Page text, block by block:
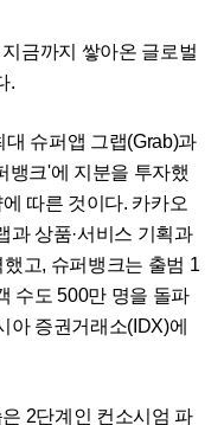
금까지 쌓아온 글로벌
.
슈퍼앱 그랩(Grab)과
뱅크'에 지분을 투자했
따른 것이다. 카카오
과 상품·서비스 기획과
고, 슈퍼뱅크는 출범 1
수도 500만 명을 돌파
아 증권거래소(IDX)에
2단계인 컨소시엄 파